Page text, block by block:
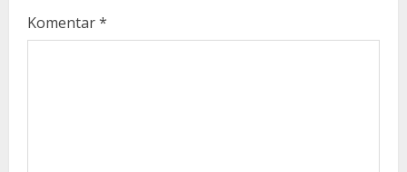
Komentar*